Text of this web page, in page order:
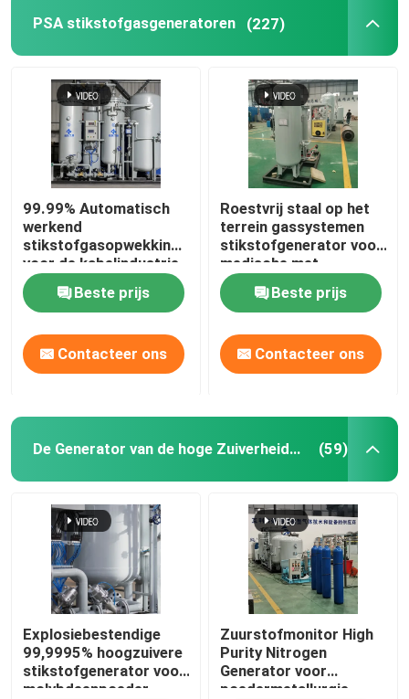
Modulaire stikstofgenerator
Modulaire Zuurstofgenerator
PSA stikstofgasgeneratoren (227)
99.99% Automatisch
werkend
stikstofgasopwekkingssysteem
voor de kabelindustrie
Beste prijs
Contacteer ons
Roestvrij staal op het
terrein gassystemen
stikstofgenerator voor
medische met
sterilisator
Beste prijs
Contacteer ons
De Generator van de hoge Zuiverheidsstikstof (59)
Explosiebestendige
99,9995% hoogzuivere
stikstofgenerator voor
molybdeenpoeder
Zuurstofmonitor High
Purity Nitrogen
Generator voor
poedermetallurgie